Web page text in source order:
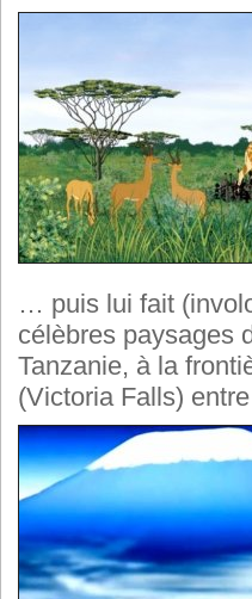
… puis lui fait
célèbres paysages
Tanzanie, à la
(Victoria Falls)